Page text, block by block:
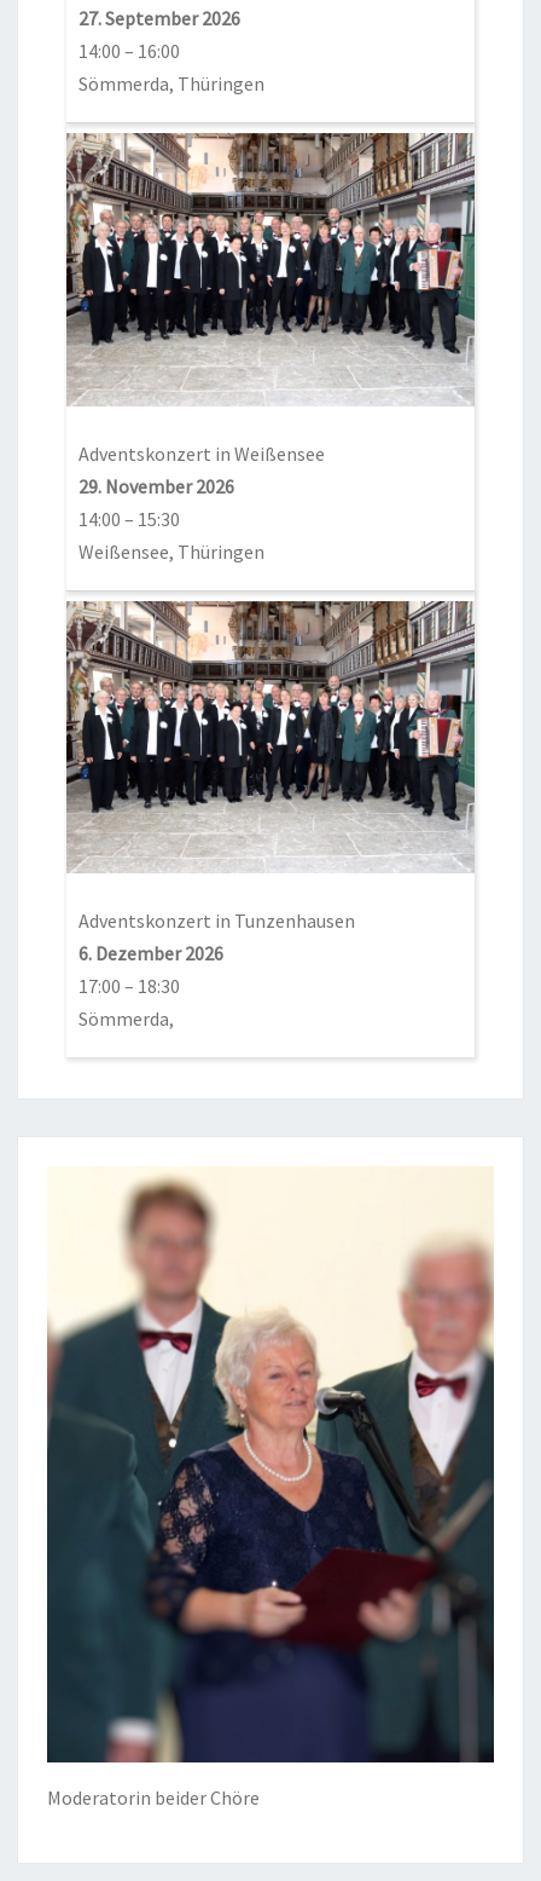
27. September 2026
14:00 – 16:00
Sömmerda, Thüringen
Adventskonzert in Weißensee
29. November 2026
14:00 – 15:30
Weißensee, Thüringen
Adventskonzert in Tunzenhausen
6. Dezember 2026
17:00 – 18:30
Sömmerda,
Moderatorin beider Chöre